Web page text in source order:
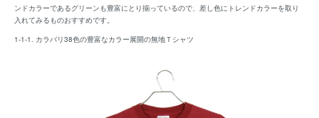
ンドカラーであるグリーンも豊富にとり揃っているので、差し色にトレンドカラーを取り
入れてみるものおすすめです。
1-1-1. カラバリ38色の豊富なカラー展開の無地Ｔシャツ